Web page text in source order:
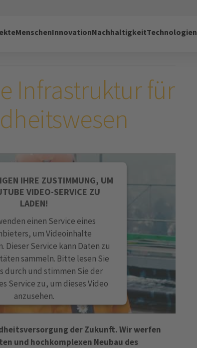
MenschenInnovationNachhaltigkeitTechnologien
Infrastruktur für
IHRE ZUSTIMMUNG, UM
VIDEO-SERVICE ZU
LADEN!
einen Service eines
um Videoinhalte
Dieser Service kann Daten zu
sammeln. Bitte lesen Sie
durch und stimmen Sie der
Service zu, um dieses Video
anzusehen.
INFORMATIONEN
AKZEPTIEREN
der Zukunft. Wir werfen
und hochkomplexen Neubau des